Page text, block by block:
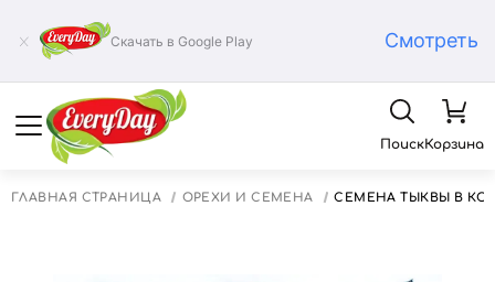
Скачать в Google Play Смотреть
ПоискКорзина
ГЛАВНАЯ СТРАНИЦА ОРЕХИ И СЕМЕНА СЕМЕНА ТЫКВЫ В